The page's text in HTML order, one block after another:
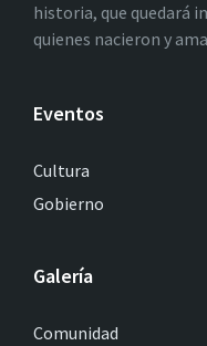
historia, que quedará
quienes nacieron y
Eventos
Cultura
Gobierno
Galería
Comunidad